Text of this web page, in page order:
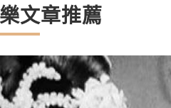
文章推薦